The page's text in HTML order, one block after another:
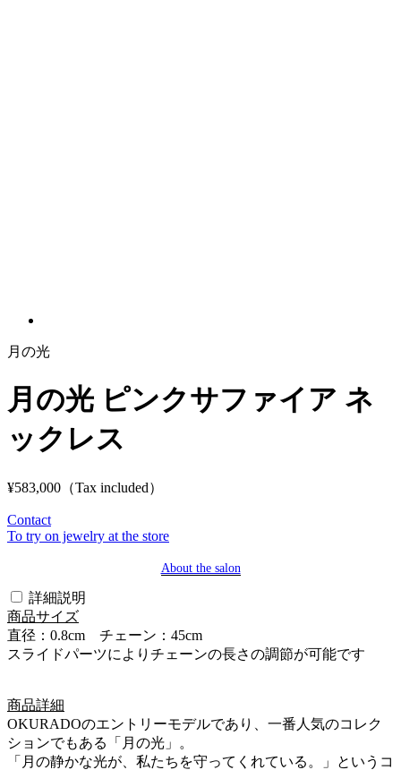
月の光
月の光 ピンクサファイア ネ
ックレス
¥583,000 （Tax included）
Contact
To try on jewelry at the store
About the salon
詳細説明
商品サイズ
直径：0.8cm チェーン：45cm
スライドパーツによりチェーンの長さの調節が可能です
商品詳細
OKURADOのエントリーモデルであり、一番人気のコレク
ションでもある「月の光」。
「月の静かな光が、私たちを守ってくれている。」というコ